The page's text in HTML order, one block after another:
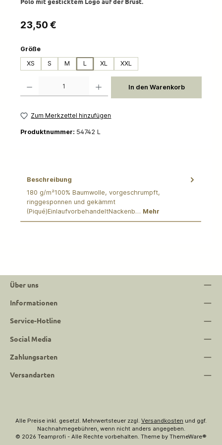
Regulärer Preis:
23,50 €
Größeauswählen
XS
S M L XL XXL
In den Warenkorb
Zum Merkzettel hinzufügen
Produktnummer: 54742 L
Beschreibung
180 g/m²100% Baumwolle, vorgeschrumpft,
ringgesponnen und gekämmt
(Piqué)EinlaufvorbehandeltNackenb… Mehr
Über uns
Informationen
Service-Hotline
Social Media
Zahlungsarten
Versandarten
Alle Preise inkl. gesetzl. Mehrwertsteuer zzgl. Versandkosten und ggf.
Nachnahmegebühren, wenn nicht anders angegeben.
© 2026 Teamprofi - Alle Rechte vorbehalten. Theme by ThemeWare®